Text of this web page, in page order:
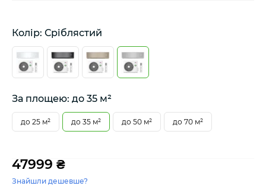
Колір: Сріблястий
За площею: до 35 м²
до 25 м² до 35 м² до 50 м² до 70 м²
47999 ₴
Знайшли дешевше?